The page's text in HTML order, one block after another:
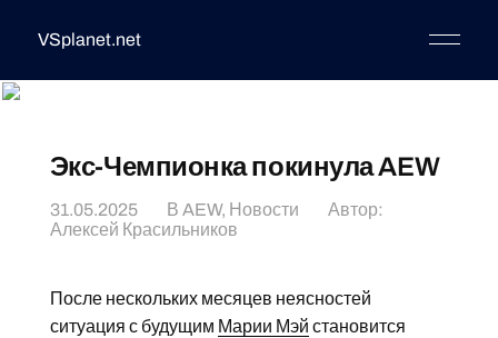
VSplanet.net
Экс-Чемпионка покинула AEW
31.05.2025 В AEW, Новости
Автор:
Алексей Красильников
После нескольких месяцев неясностей
ситуация с будущим Марии Мэй становится